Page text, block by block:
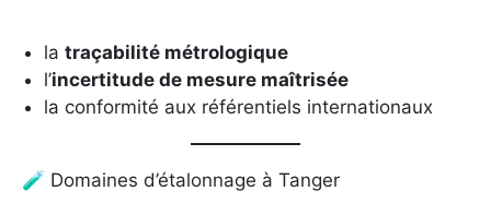
la traçabilité métrologique
l’incertitude de mesure maîtrisée
la conformité aux référentiels internationaux
🧪 Domaines d’étalonnage à Tanger